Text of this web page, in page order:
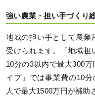
強い農業・担い手づくり
地域の担い手として農業
受けられます。「地域担
10分の3以内で最大300
イプ」では事業費の10
人で最大1500万円が補助